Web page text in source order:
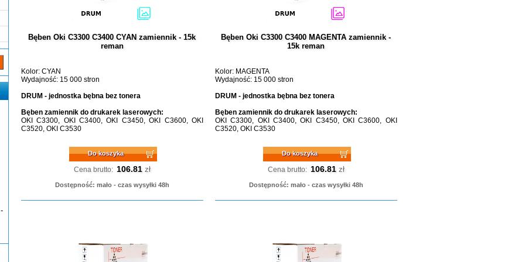
Bęben Oki C3300 C3400 CYAN zamiennik - 15k
reman
Kolor: CYAN
Wydajność: 15 000 stron
DRUM - jednostka bębna bez tonera
Bęben zamiennik do drukarek laserowych:
OKI C3300, OKI C3400, OKI C3450, OKI C3600, OKI
C3520, OKI C3530
Do koszyka
Cena brutto: 106.81 zł
Dostępność: mało - czas wysyłki 48h
Bęben Oki C3300 C3400 MAGENTA zamiennik -
15k reman
Kolor: MAGENTA
Wydajność: 15 000 stron
DRUM - jednostka bębna bez tonera
Bęben zamiennik do drukarek laserowych:
OKI C3300, OKI C3400, OKI C3450, OKI C3600, OKI
C3520, OKI C3530
Do koszyka
Cena brutto: 106.81 zł
Dostępność: mało - czas wysyłki 48h